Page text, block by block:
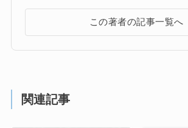
この著者の記事一覧へ
関連記事